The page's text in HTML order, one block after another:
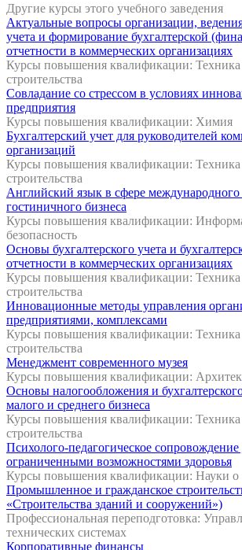
Другие курсы этого учебного заведения
Актуальные вопросы организации,
учета и формирование бухгалтерской
отчетности в коммерческих организациях
Курсы повышения квалификации: Техника
строительства
Совладание со стрессом в условиях
предприятия
Курсы повышения квалификации: Химия
Бухгалтерский учет для руководителей
организаций
Курсы повышения квалификации: Техника
строительства
Английский язык в сфере международного
гостиничного бизнеса
Курсы повышения квалификации:
безопасность
Основы бухгалтерского учета и
отчетности в коммерческих организациях
Курсы повышения квалификации: Техника
строительства
Инновационные методы управления
предприятиями, комплексами
Курсы повышения квалификации: Техника
строительства
Менеджмент современного музея
Курсы повышения квалификации:
Основы налогообложения и
малого и среднего бизнеса
Курсы повышения квалификации: Техника
строительства
Психолого-педагогическое сопровождение
ограниченными возможностями здоровья
Курсы повышения квалификации: Науки о
Промышленное и гражданское
«Строительства зданий и сооружений»)
Профессиональная переподготовка:
технических системах
Корпоративные финансы